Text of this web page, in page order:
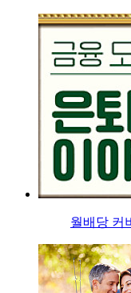
월배당 커